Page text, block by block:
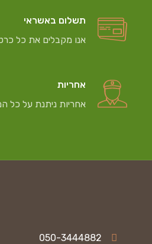
תשלום באשראי
אנו מקבלים את כל
אחריות
אחריות ניתנת על כל
050-3444882